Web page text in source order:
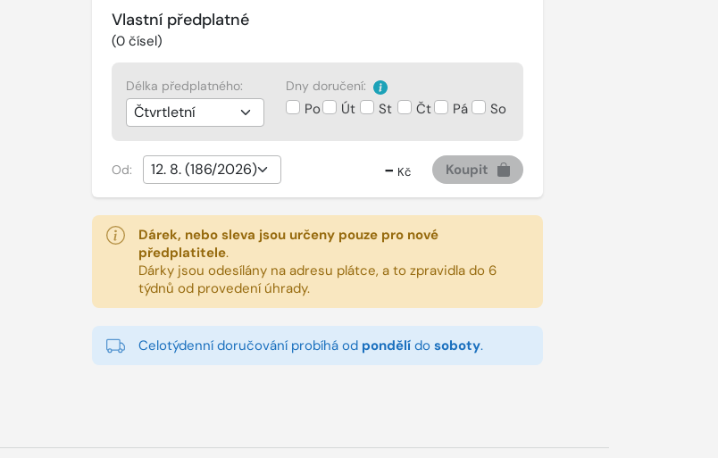
Vlastní předplatné
(0čísel)
Délka předplatného: Dny doručení:
Po Út St Čt Pá So
Od: - Kč Koupit
Dárek, nebo sleva jsou určeny pouze pro nové
předplatitele.
Dárky jsou odesílány na adresu plátce, a to zpravidla do 6
týdnů od provedení úhrady.
Celotýdenní doručování probíhá od pondělído soboty.